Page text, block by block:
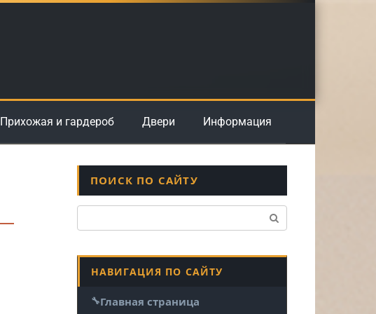
Прихожая и гардероб Двери Информация
ПОИСК ПО САЙТУ
НАВИГАЦИЯ ПО САЙТУ
Главная страница